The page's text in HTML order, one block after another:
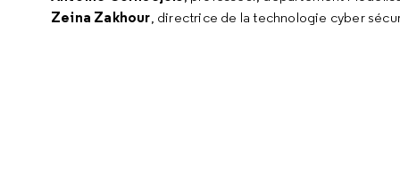
Zeina Zakhour, directrice de la technologie cyber